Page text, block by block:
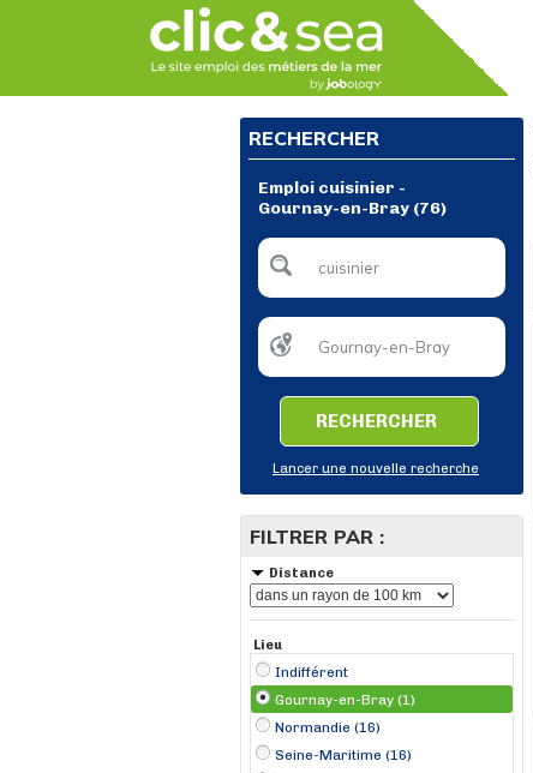
RECHERCHER
Emploi cuisinier -
Gournay-en-Bray (76)
RECHERCHER
Lancer une nouvelle recherche
FILTRER PAR :
Distance
Lieu
Indifférent
Gournay-en-Bray (1)
Normandie (16)
Seine-Maritime (16)